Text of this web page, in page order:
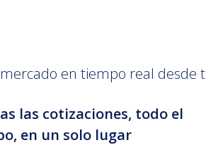
en tiempo real desde
las cotizaciones, todo el
en un solo lugar